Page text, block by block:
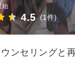
始
4.5 (1件)
ンセリングと